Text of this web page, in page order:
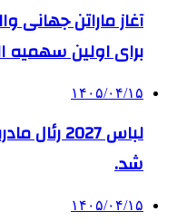
آغاز ماراتن جهانی
برای اولین سهمیه
۱۴۰۵/۰۴/۱۵
لباس 2027
شد.
۱۴۰۵/۰۴/۱۵